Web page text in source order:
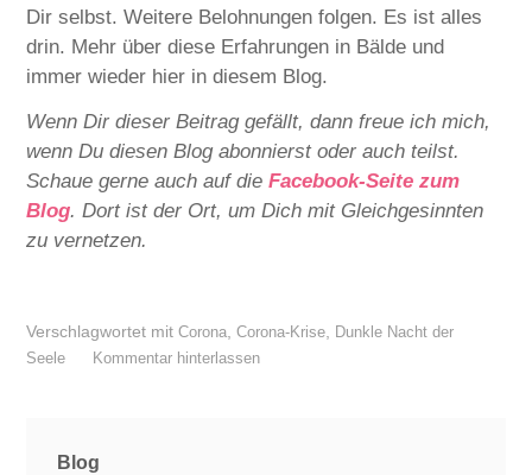
Dir selbst. Weitere Belohnungen folgen. Es ist alles
drin. Mehr über diese Erfahrungen in Bälde und
immer wieder hier in diesem Blog.
Wenn Dir dieser Beitrag gefällt, dann freue ich mich,
wenn Du diesen Blog abonnierst oder auch teilst.
Schaue gerne auch auf dieFacebook-Seite zum
Blog. Dort ist der Ort, um Dich mit Gleichgesinnten
zu vernetzen.
Verschlagwortet mitCorona ,Corona-Krise Dunkle Nacht der
Seele
Kommentar hinterlassen
Blog